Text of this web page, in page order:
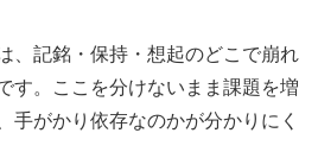
、記銘・保持・想起のどこで崩れ
す。ここを分けないまま課題を増
手がかり依存なのかが分かりにく